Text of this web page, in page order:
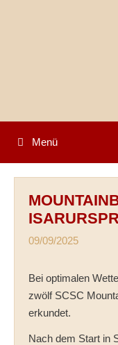
Menü
09/09/2025
Bei optimalen
zwölf SCSC
erkundet.
Nach dem Start in